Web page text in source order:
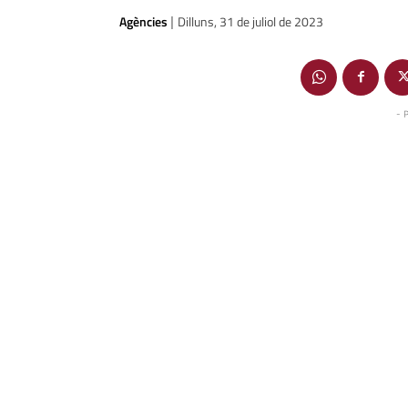
Agències | Dilluns, 31 de juliol de 2023
-